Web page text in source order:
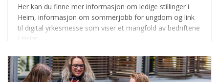
Her kan du finne mer informasjon om ledige stillinger i
Heim, informasjon om sommerjobb for ungdom og link
til digital yrkesmesse som viser et mangfold av bedriftene
i Heim.